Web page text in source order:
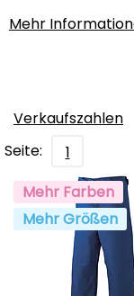
Mehr
Verkaufszahlen
Seite:
1
Mehr Farben
Mehr Größen